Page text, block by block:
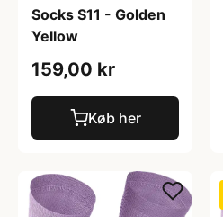
Socks S11 - Golden
Yellow
159,00 kr
Køb her